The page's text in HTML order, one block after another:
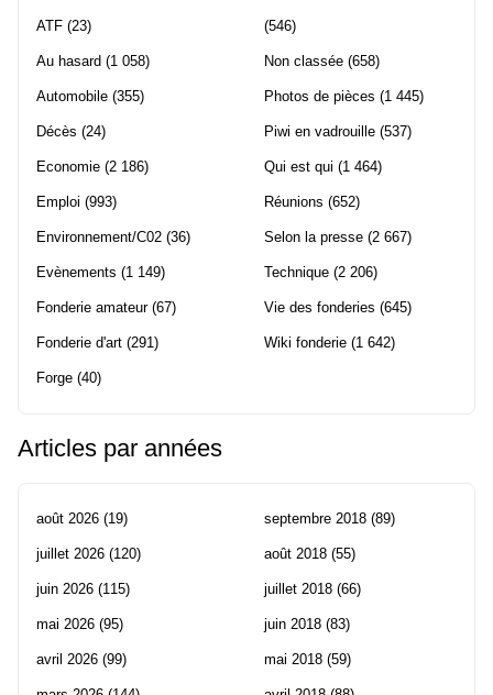
ATF (23)
Au hasard (1 058)
Automobile (355)
Décès (24)
Economie (2 186)
Emploi (993)
Environnement/C02 (36)
Evènements (1 149)
Fonderie amateur(67)
Fonderie d'art (291)
Forge (40)
(546)
Non classée (658)
Photos de pièces (1 445)
Piwi en vadrouille (537)
Qui est qui (1 464)
Réunions (652)
Selon la presse (2 667)
Technique (2 206)
Vie des fonderies (645)
Wiki fonderie (1 642)
Articles par années
août 2026 (19)
juillet 2026 (120)
juin 2026 (115)
mai 2026 (95)
avril 2026 (99)
septembre 2018 (89)
août 2018 (55)
juillet 2018 (66)
juin 2018 (83)
mai 2018 (59)